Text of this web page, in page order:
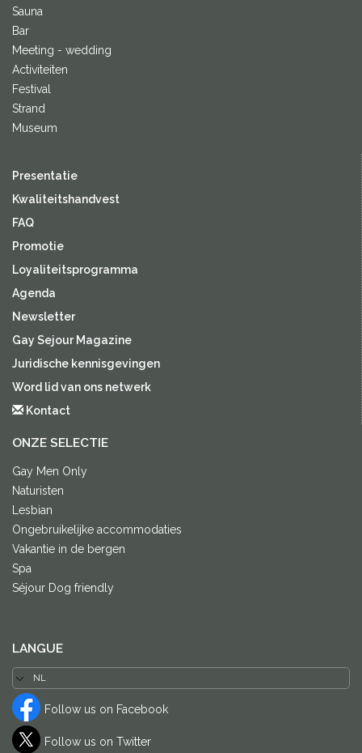
Sauna
Bar
Meeting - wedding
Activiteiten
Festival
Strand
Museum
Presentatie
Kwaliteitshandvest
FAQ
Promotie
Loyaliteitsprogramma
Agenda
Newsletter
Gay Sejour Magazine
Juridische kennisgevingen
Word lid van ons netwerk
Kontact
ONZE SELECTIE
Gay Men Only
Naturisten
Lesbian
Ongebruikelijke accommodaties
Vakantie in de bergen
Spa
Séjour Dog friendly
LANGUE
Follow us on Facebook
Follow us on Twitter